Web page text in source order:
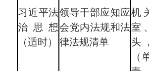
习近平法
治思想
（适时）
领导干部应知应
会党内法规和法
律法规清单
机
室
头
（